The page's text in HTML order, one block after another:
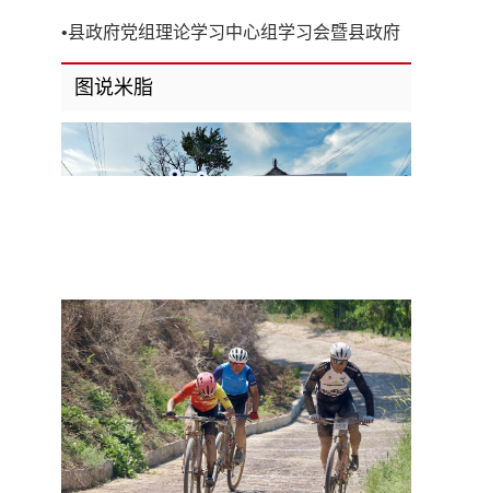
•县政府党组理论学习中心组学习会暨县政府
第8次党组（扩大）会议召开
图说米脂